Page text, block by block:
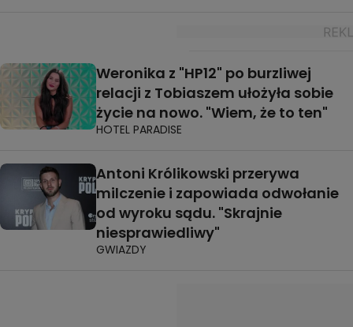
Weronika z "HP12" po burzliwej
relacji z Tobiaszem ułożyła sobie
życie na nowo. "Wiem, że to ten"
HOTEL PARADISE
Antoni Królikowski przerywa
milczenie i zapowiada odwołanie
od wyroku sądu. "Skrajnie
niesprawiedliwy"
GWIAZDY